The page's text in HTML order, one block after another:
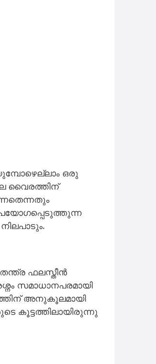
ഒരു
വൈരത്തിന്
ഫലസ്തീൻ
സമാധാനപരമായി
അനുകൂലമായി
കൂട്ടത്തിലായിരുന്നു